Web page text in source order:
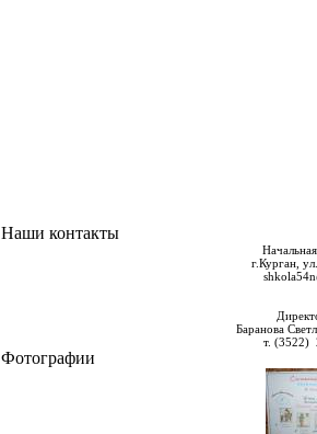
Наши контакты
г.Курган,
Баранова
т. (3522)
Фотографии